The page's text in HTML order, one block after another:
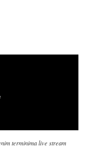
terminima live stream